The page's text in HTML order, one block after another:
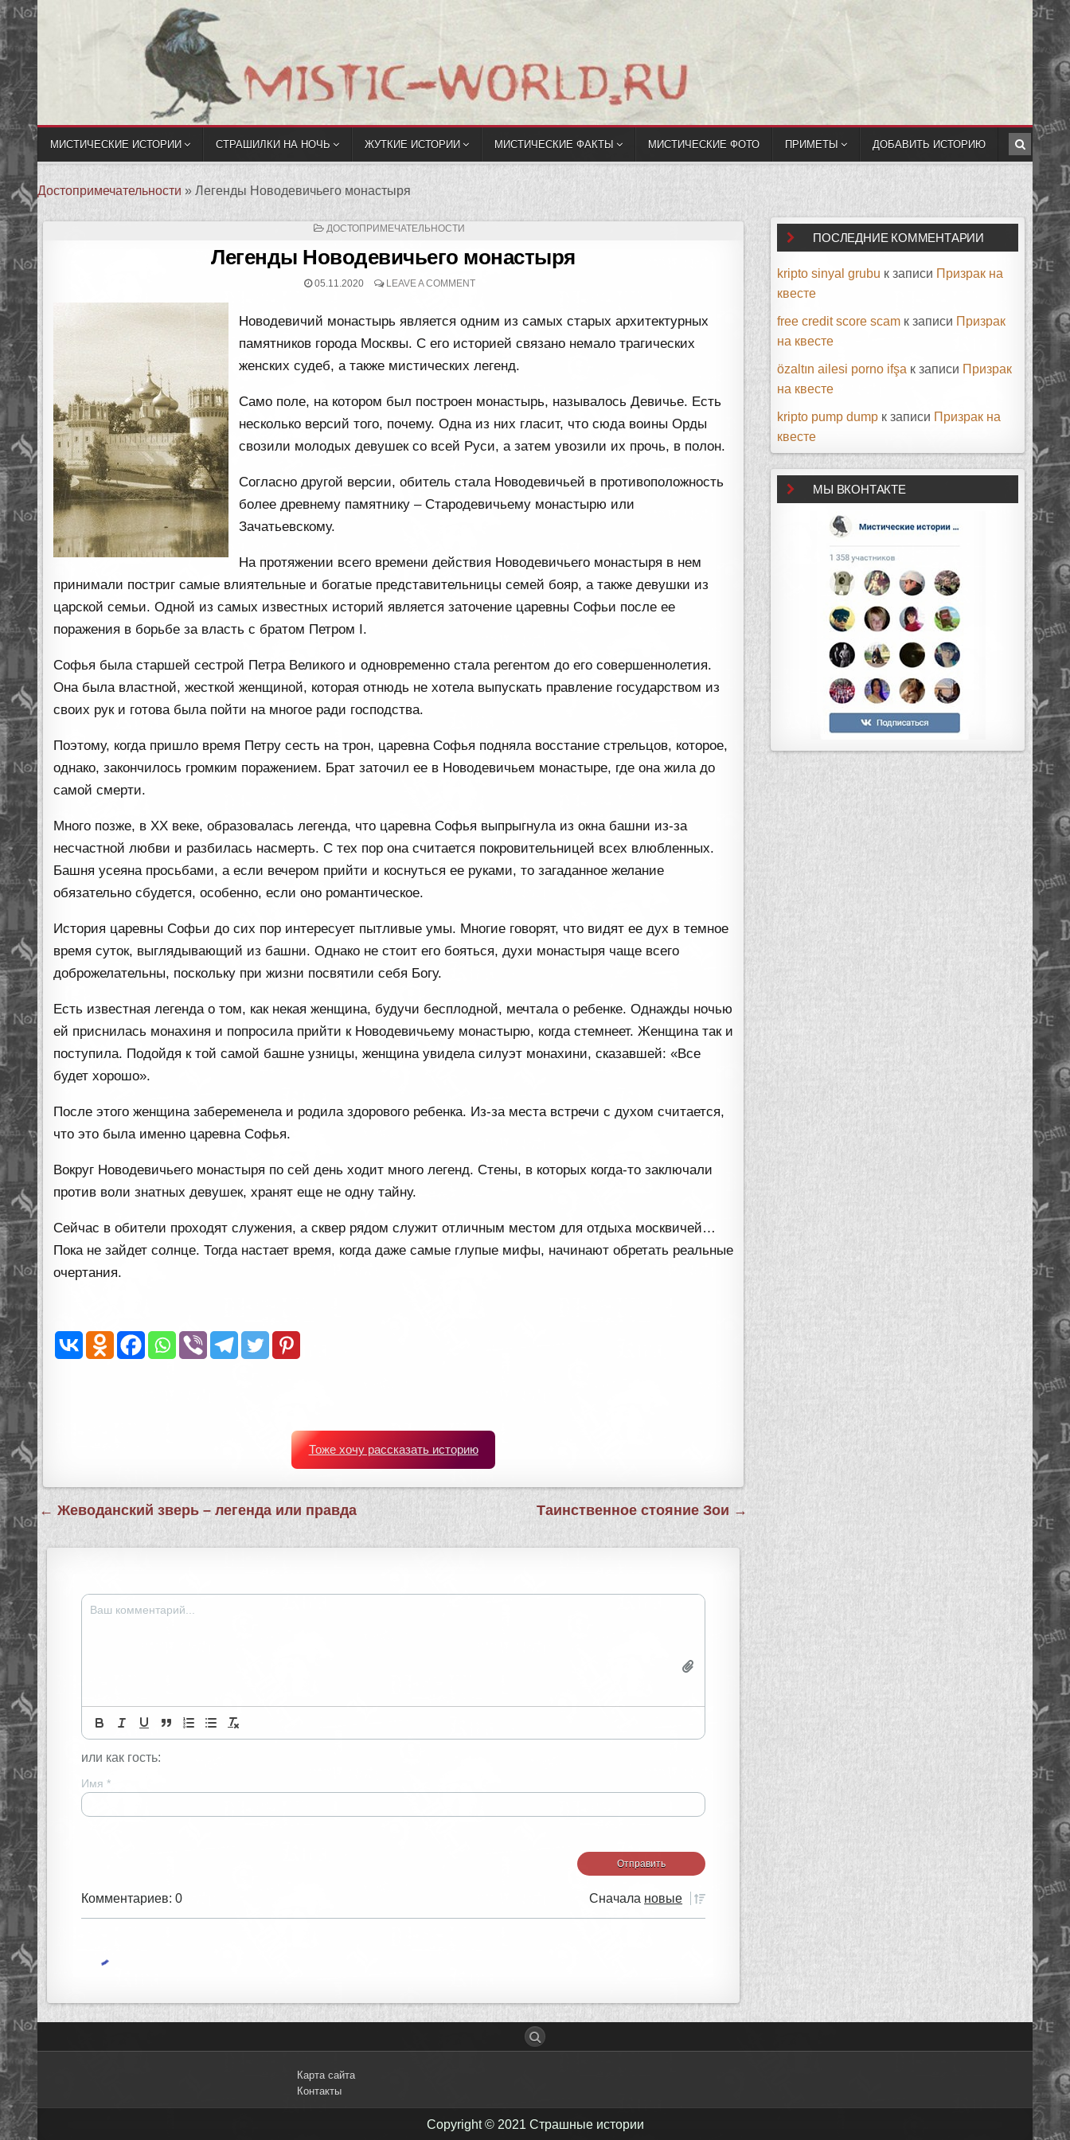
МИСТИЧЕСКИЕ ИСТОРИИ СТРАШИЛКИ НА НОЧЬ ЖУТКИЕ ИСТОРИИ МИСТИЧЕСКИЕ ФАКТЫ МИСТИЧЕСКИЕ ФОТО ПРИМЕТЫ ДОБАВИТЬ ИСТОРИЮ
Достопримечательности » Легенды Новодевичьего монастыря
ОПУБЛИКОВАНО
ДОСТОПРИМЕЧАТЕЛЬНОСТИ
Легенды Новодевичьего монастыря
05.11.2020 LEAVE A COMMENT
Новодевичий монастырь является одним из самых старых архитектурных
памятников города Москвы. С его историей связано немало трагических
женских судеб, а также мистических легенд.
Само поле, на котором был построен монастырь, называлось Девичье. Есть
несколько версий того, почему. Одна из них гласит, что сюда воины Орды
свозили молодых девушек со всей Руси, а затем увозили их прочь, в полон.
Согласно другой версии, обитель стала Новодевичьей в противоположность
более древнему памятнику – Стародевичьему монастырю или
Зачатьевскому.
На протяжении всего времени действия Новодевичьего монастыря в нем
принимали постриг самые влиятельные и богатые представительницы семей бояр, а также девушки из
царской семьи. Одной из самых известных историй является заточение царевны Софьи после ее
поражения в борьбе за власть с братом Петром I.
Софья была старшей сестрой Петра Великого и одновременно стала регентом до его совершеннолетия.
Она была властной, жесткой женщиной, которая отнюдь не хотела выпускать правление государством из
своих рук и готова была пойти на многое ради господства.
Поэтому, когда пришло время Петру сесть на трон, царевна Софья подняла восстание стрельцов, которое,
однако, закончилось громким поражением. Брат заточил ее в Новодевичьем монастыре, где она жила до
самой смерти.
Много позже, в XX веке, образовалась легенда, что царевна Софья выпрыгнула из окна башни из-за
несчастной любви и разбилась насмерть. С тех пор она считается покровительницей всех влюбленных.
Башня усеяна просьбами, а если вечером прийти и коснуться ее руками, то загаданное желание
обязательно сбудется, особенно, если оно романтическое.
История царевны Софьи до сих пор интересует пытливые умы. Многие говорят, что видят ее дух в темное
время суток, выглядывающий из башни. Однако не стоит его бояться, духи монастыря чаще всего
доброжелательны, поскольку при жизни посвятили себя Богу.
Есть известная легенда о том, как некая женщина, будучи бесплодной, мечтала о ребенке. Однажды ночью
ей приснилась монахиня и попросила прийти к Новодевичьему монастырю, когда стемнеет. Женщина так и
поступила. Подойдя к той самой башне узницы, женщина увидела силуэт монахини, сказавшей: «Все
будет хорошо».
После этого женщина забеременела и родила здорового ребенка. Из-за места встречи с духом считается,
что это была именно царевна Софья.
Вокруг Новодевичьего монастыря по сей день ходит много легенд. Стены, в которых когда-то заключали
против воли знатных девушек, хранят еще не одну тайну.
Сейчас в обители проходят служения, а сквер рядом служит отличным местом для отдыха москвичей…
Пока не зайдет солнце. Тогда настает время, когда даже самые глупые мифы, начинают обретать реальные
очертания.
Тоже хочу рассказать историю
Навигация
записям
← Жеводанский зверь – легенда или правда Таинственное стояние Зои →
или как гость:
Имя *
Комментариев: 0 Сначала новые
ПОСЛЕДНИЕ КОММЕНТАРИИ
kripto sinyal grubu к записи Призрак на
квесте
free credit score scam к записи Призрак
на квесте
özaltın ailesi porno ifşa к записи Призрак
на квесте
kripto pump dump к записи Призрак на
квесте
МЫ ВКОНТАКТЕ
Карта сайта
Контакты
Copyright © 2021 Страшные истории